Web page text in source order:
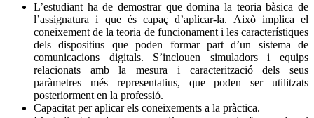
L’estudiant ha de demostrar que domina la teoria bàsica de
l’assignatura i que és capaç d’aplicar-la. Això implica el
coneixement de la teoria de funcionament i les característiques
dels dispositius que poden formar part d’un sistema de
comunicacions digitals. S’inclouen simuladors i equips
relacionats amb la mesura i caracterització dels seus
paràmetres més representatius, que poden ser utilitzats
posteriorment en la professió.
Capacitat per aplicar els coneixements a la pràctica.